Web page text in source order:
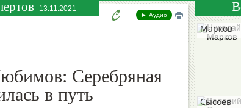
13.11.2021
► Аудио
Серебряная
в путь
Николай
Марков
Сысоев